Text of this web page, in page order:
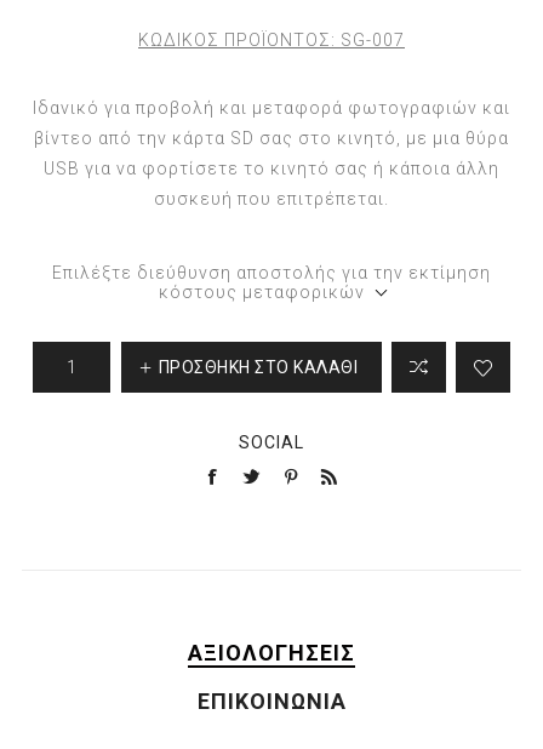
ΚΩΔΙΚΟΣ ΠΡΟΪΟΝΤΟΣ: SG-007
Ιδανικό για προβολή και μεταφορά φωτογραφιών και
βίντεο από την κάρτα SD σας στο κινητό, με μια θύρα
USB για να φορτίσετε το κινητό σας ή κάποια άλλη
συσκευή που επιτρέπεται.
Επιλέξτε διεύθυνση αποστολής για την εκτίμηση
κόστους μεταφορικών
ΠΡΟΣΘΉΚΗ ΣΤΟ ΚΑΛΆΘΙ
SOCIAL
ΑΞΙΟΛΟΓΉΣΕΙΣ
ΕΠΙΚΟΙΝΩΝΊΑ